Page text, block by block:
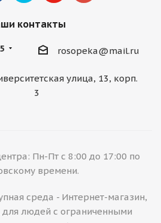
контакты
rosopeka@mail.ru
улица, 13, корп.
3
Пн-Пт с 8:00 до 17:00 по
времени.
среда - Интернет-магазин,
людей с ограниченными